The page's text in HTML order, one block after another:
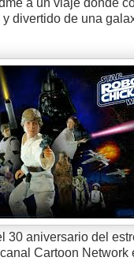
a un viaje donde
y divertido de una
30 aniversario del
Cartoon Network